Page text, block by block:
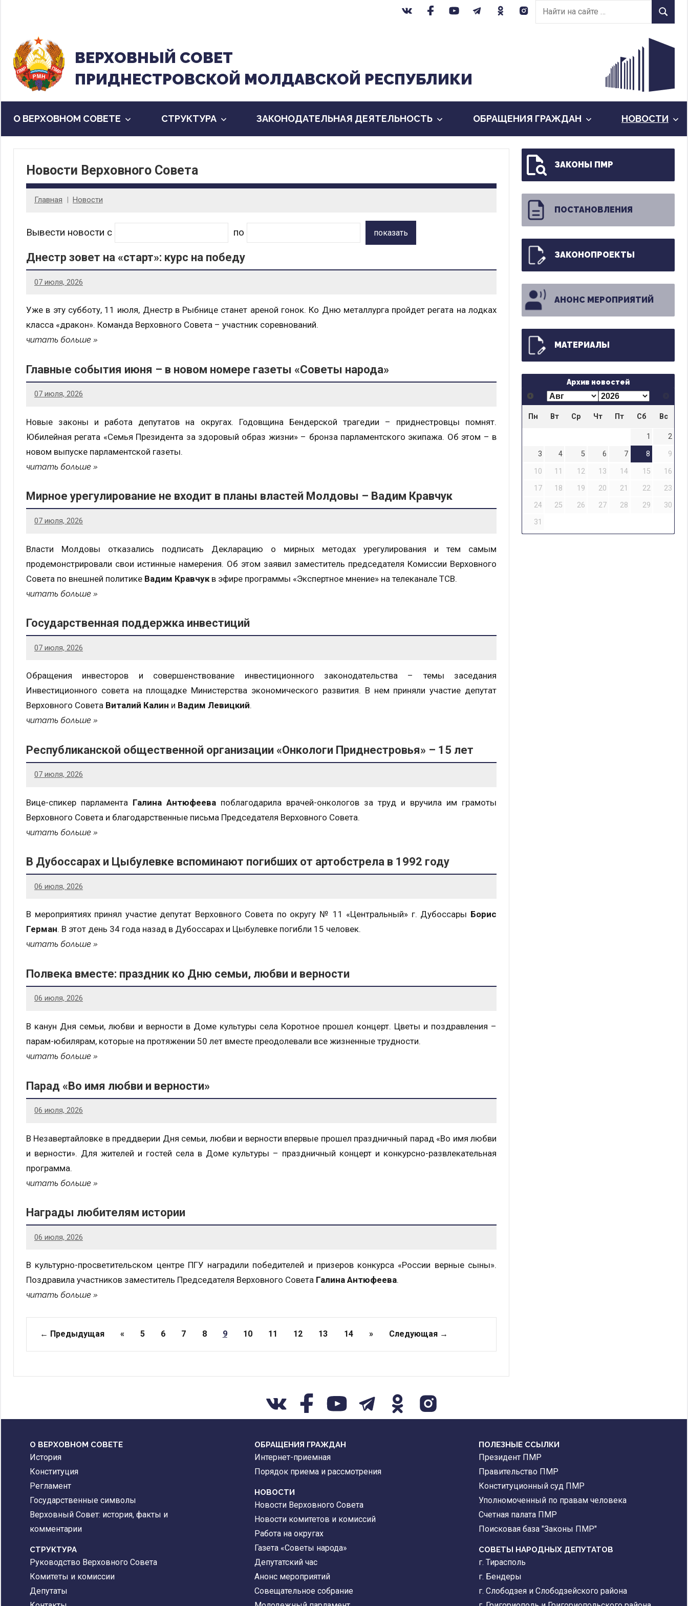
содержанию
Найти
на
Найти
ВЕРХОВНЫЙ CОВЕТ
ПРИДНЕСТРОВСКОЙ МОЛДАВСКОЙ РЕСПУБЛИКИ
О ВЕРХОВНОМ СОВЕТЕ CТРУКТУРА ЗАКОНОДАТЕЛЬНАЯ ДЕЯТЕЛЬНОСТЬ ОБРАЩЕНИЯ ГРАЖДАН НОВОСТИ
Новости Верховного Совета
Главная Новости
Вывести новости с по показать
Днестр зовет на «старт»: курс на победу
07 июля, 2026
Уже в эту субботу, 11 июля, Днестр в Рыбнице станет ареной гонок. Ко Дню металлурга пройдет регата на лодках
класса «дракон». Команда Верховного Совета – участник соревнований.
читать больше
Главные события июня – в новом номере газеты «Советы народа»
07 июля, 2026
Новые законы и работа депутатов на округах. Годовщина Бендерской трагедии – приднестровцы помнят.
Юбилейная регата «Семья Президента за здоровый образ жизни» – бронза парламентского экипажа. Об этом – в
новом выпуске парламентской газеты.
читать больше
Мирное урегулирование не входит в планы властей Молдовы – Вадим Кравчук
07 июля, 2026
Власти Молдовы отказались подписать Декларацию о мирных методах урегулирования и тем самым
продемонстрировали свои истинные намерения. Об этом заявил заместитель председателя Комиссии Верховного
Совета по внешней политике Вадим Кравчук в эфире программы «Экспертное мнение» на телеканале ТСВ.
читать больше
Государственная поддержка инвестиций
07 июля, 2026
Обращения инвесторов и совершенствование инвестиционного законодательства – темы заседания
Инвестиционного совета на площадке Министерства экономического развития. В нем приняли участие депутат
Верховного Совета Виталий Калин и Вадим Левицкий.
читать больше
Республиканской общественной организации «Онкологи Приднестровья» – 15 лет
07 июля, 2026
Вице-спикер парламента Галина Антюфеева поблагодарила врачей-онкологов за труд и вручила им грамоты
Верховного Совета и благодарственные письма Председателя Верховного Совета.
читать больше
В Дубоссарах и Цыбулевке вспоминают погибших от артобстрела в 1992 году
06 июля, 2026
В мероприятиях принял участие депутат Верховного Совета по округу № 11 «Центральный» г. Дубоссары Борис
Герман. В этот день 34 года назад в Дубоссарах и Цыбулевке погибли 15 человек.
читать больше
Полвека вместе: праздник ко Дню семьи, любви и верности
06 июля, 2026
В канун Дня семьи, любви и верности в Доме культуры села Коротное прошел концерт. Цветы и поздравления –
парам-юбилярам, которые на протяжении 50 лет вместе преодолевали все жизненные трудности.
читать больше
Парад «Во имя любви и верности»
06 июля, 2026
В Незавертайловке в преддверии Дня семьи, любви и верности впервые прошел праздничный парад «Во имя любви
и верности». Для жителей и гостей села в Доме культуры – праздничный концерт и конкурсно-развлекательная
программа.
читать больше
Награды любителям истории
06 июля, 2026
В культурно-просветительском центре ПГУ наградили победителей и призеров конкурса «России верные сыны».
Поздравила участников заместитель Председателя Верховного Совета Галина Антюфеева.
читать больше
Страницы
← Предыдущая « 5 6 7 8 9 10 11 12 13 14 » Следующая →
ЗАКОНЫ ПМР
ПОСТАНОВЛЕНИЯ
ЗАКОНОПРОЕКТЫ
АНОНС МЕРОПРИЯТИЙ
МАТЕРИАЛЫ
Архив новостей
Пн Вт Ср Чт Пт Сб Вс
1
2
3
4 5 6 7 8
9
10
11 12 13 14 15
16
17
18 19 20 21 22
23
24
25 26 27 28 29
30
31
О ВЕРХОВНОМ СОВЕТЕ
История
Конституция
Регламент
Государственные символы
Верховный Совет: история, факты и
комментарии
CТРУКТУРА
Руководство Верховного Совета
Комитеты и комиссии
Депутаты
ОБРАЩЕНИЯ ГРАЖДАН
Интернет-приемная
Порядок приема и рассмотрения
НОВОСТИ
Новости Верховного Совета
Новости комитетов и комиссий
Работа на округах
Газета «Советы народа»
Депутатский час
Анонс мероприятий
Совещательное собрание
ПОЛЕЗНЫЕ ССЫЛКИ
Президент ПМР
Правительство ПМР
Конституционный суд ПМР
Уполномоченный по правам человека
Счетная палата ПМР
Поисковая база "Законы ПМР"
СОВЕТЫ НАРОДНЫХ ДЕПУТАТОВ
г. Тирасполь
г. Бендеры
г. Слободзея и Слободзейского района